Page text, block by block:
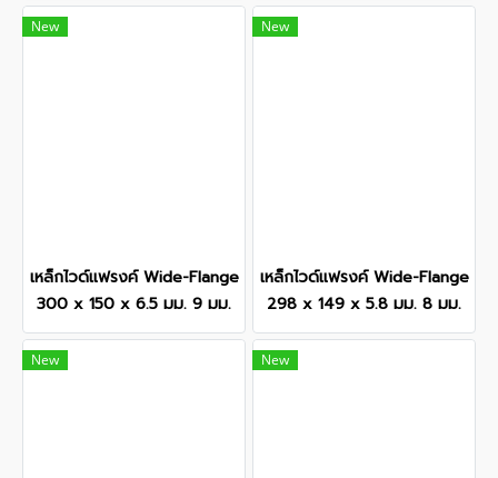
New
เหล็กไวด์แฟรงค์ Wide-Flange
300 x 150 x 6.5 มม. 9 มม.
New
เหล็กไวด์แฟรงค์ Wide-Flange
298 x 149 x 5.8 มม. 8 มม.
New New